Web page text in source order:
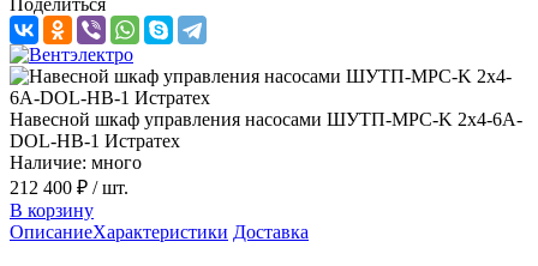
Навесной шкаф управления насосами ШУТП-MPC-K 2x4-6A-
DOL-НВ-1 Истратех
Наличие: много
212 400 ₽ / шт.
В корзину
ОписаниеХарактеристики Доставка